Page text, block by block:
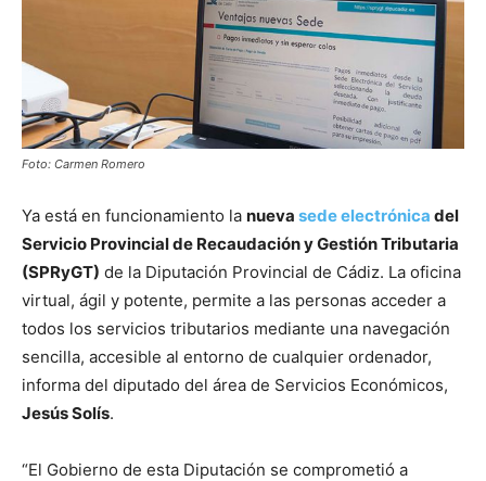
Foto: Carmen Romero
Ya está en funcionamiento la nueva sede electrónica del
Servicio Provincial de Recaudación y Gestión Tributaria
(SPRyGT) de la Diputación Provincial de Cádiz. La oficina
virtual, ágil y potente, permite a las personas acceder a
todos los servicios tributarios mediante una navegación
sencilla, accesible al entorno de cualquier ordenador,
informa del diputado del área de Servicios Económicos,
Jesús Solís.
“El Gobierno de esta Diputación se comprometió a